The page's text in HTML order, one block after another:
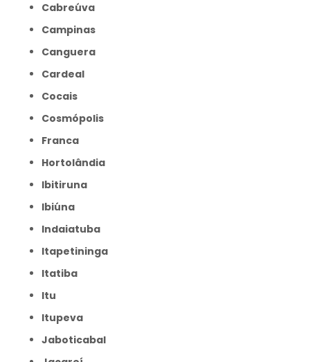
Cabreúva
Campinas
Canguera
Cardeal
Cocais
Cosmópolis
Franca
Hortolândia
Ibitiruna
Ibiúna
Indaiatuba
Itapetininga
Itatiba
Itu
Itupeva
Jaboticabal